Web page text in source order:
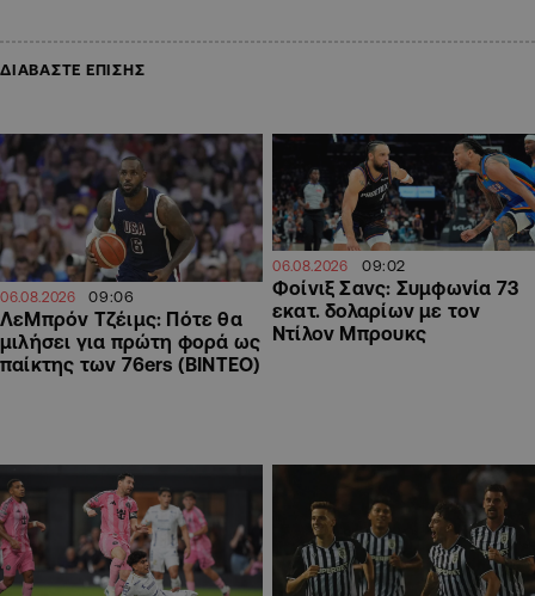
ΔΙΑΒΑΣΤΕ ΕΠΙΣΗΣ
06.08.2026 09:06
ΛεΜπρόν Τζέιμς: Πότε θα
μιλήσει για πρώτη φορά ως
παίκτης των 76ers (ΒΙΝΤΕΟ)
06.08.2026 09:02
Φοίνιξ Σανς: Συμφωνία 73
εκατ. δολαρίων με τον
Ντίλον Μπρουκς